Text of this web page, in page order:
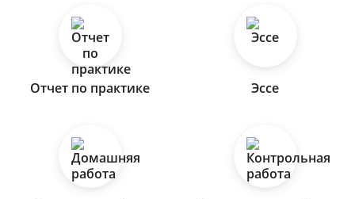
Отчет по практике Эссе